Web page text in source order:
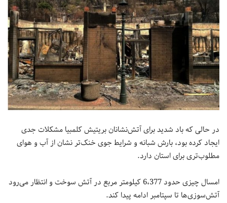
در حالی که باد شدید برای آتش‌نشانان بریتیش کلمبیا مشکلات جدی
ایجاد کرده بود، بارش شبانه و شرایط جوی خنک‌تر نشان از آب و هوای
مطلوب‌تری برای استان دارد.
امسال چیزی حدود 6،377 کیلومتر مربع در آتش سوخت و انتظار می‌رود
آتش‌سوزی‌ها تا سپتامبر ادامه پیدا کند.